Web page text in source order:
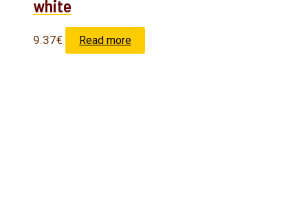
white
9.37€ Read more